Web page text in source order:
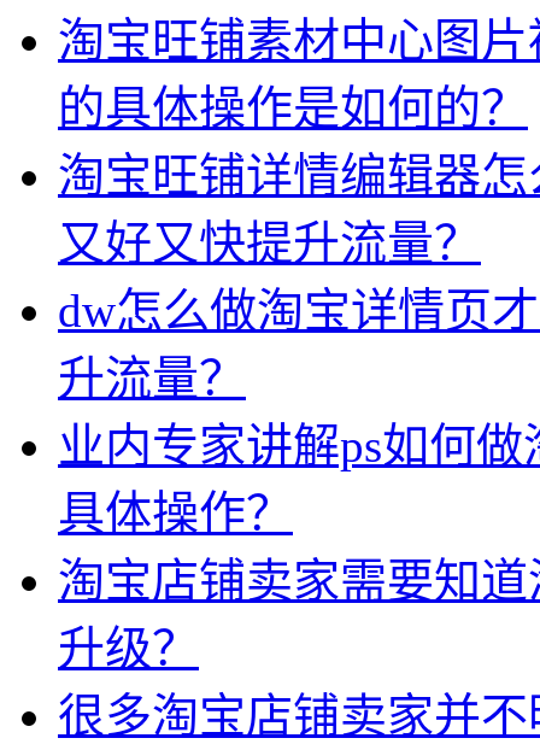
淘宝旺铺素材中心图
的具体操作是如何的？
淘宝旺铺详情编辑器
又好又快提升流量？
dw怎么做淘宝详情页
升流量？
业内专家讲解ps如何
具体操作？
淘宝店铺卖家需要知
升级？
很多淘宝店铺卖家并